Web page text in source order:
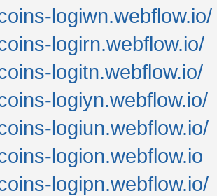
logiwn.webflow.io/
logirn.webflow.io/
logitn.webflow.io/
logiyn.webflow.io/
logiun.webflow.io/
logion.webflow.io
logipn.webflow.io/